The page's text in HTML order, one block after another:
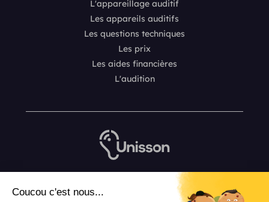
Coucou c'est nous...
L'appareillage auditif
Les appareils auditifs
Les questions techniques
Les prix
Les aides financières
L'audition